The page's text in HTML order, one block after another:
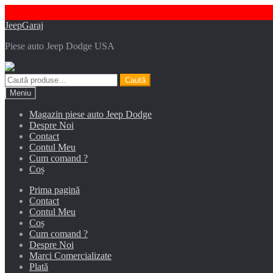
Sari
navigare
Sari
conținut
JeepGaraj
Piese auto Jeep Dodge USA
Caută
după:
Caută
Meniu
Magazin piese auto Jeep Dodge
Despre Noi
Contact
Contul Meu
Cum comand ?
Coș
Prima pagină
Contact
Contul Meu
Coș
Cum comand ?
Despre Noi
Marci Comercializate
Plată